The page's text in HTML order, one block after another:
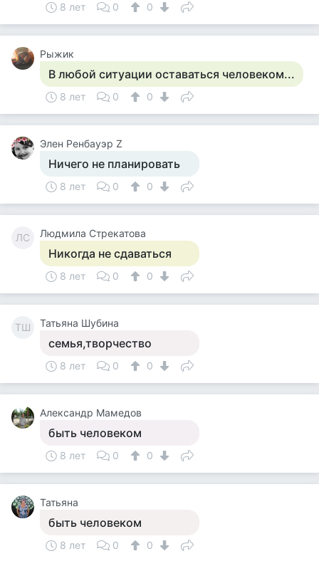
8 лет 0 0
Рыжик
В любой ситуации оставаться человеком...
8 лет 0 0
Элен Ренбауэр Z
Ничего не планировать
8 лет 0 0
ЛС Людмила Стрекатова
Никогда не сдаваться
8 лет 0 0
ТШ Татьяна Шубина
семья,творчество
8 лет 0 0
Александр Мамедов
быть человеком
8 лет 0 0
Татьяна
быть человеком
8 лет 0 0